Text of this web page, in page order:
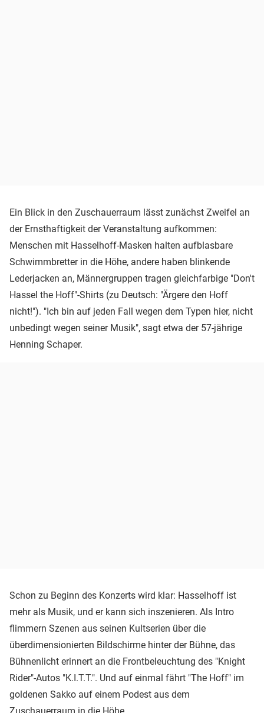
Ein Blick in den Zuschauerraum lässt zunächst Zweifel an
der Ernsthaftigkeit der Veranstaltung aufkommen:
Menschen mit Hasselhoff-Masken halten aufblasbare
Schwimmbretter in die Höhe, andere haben blinkende
Lederjacken an, Männergruppen tragen gleichfarbige "Don't
Hassel the Hoff"-Shirts (zu Deutsch: "Ärgere den Hoff
nicht!"). "Ich bin auf jeden Fall wegen dem Typen hier, nicht
unbedingt wegen seiner Musik", sagt etwa der 57-jährige
Henning Schaper.
Schon zu Beginn des Konzerts wird klar: Hasselhoff ist
mehr als Musik, und er kann sich inszenieren. Als Intro
flimmern Szenen aus seinen Kultserien über die
überdimensionierten Bildschirme hinter der Bühne, das
Bühnenlicht erinnert an die Frontbeleuchtung des "Knight
Rider"-Autos "K.I.T.T.". Und auf einmal fährt "The Hoff" im
goldenen Sakko auf einem Podest aus dem